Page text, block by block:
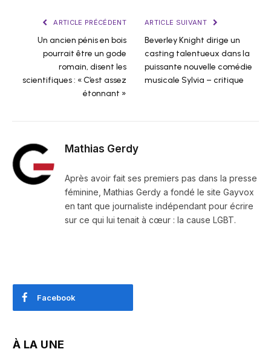
ARTICLE PRÉCÉDENT
Un ancien pénis en bois
pourrait être un gode
romain, disent les
scientifiques : « C’est assez
étonnant »
ARTICLE SUIVANT
Beverley Knight dirige un
casting talentueux dans la
puissante nouvelle comédie
musicale Sylvia – critique
Mathias Gerdy
Après avoir fait ses premiers pas dans la presse
féminine, Mathias Gerdy a fondé le site Gayvox
en tant que journaliste indépendant pour écrire
sur ce qui lui tenait à cœur : la cause LGBT.
Facebook
À LA UNE